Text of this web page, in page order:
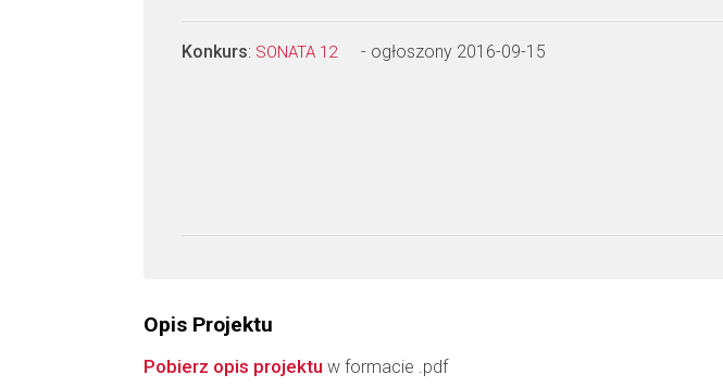
Konkurs: SONATA 12 - ogłoszony 2016-09-15
Opis Projektu
Pobierz opis projektu w formacie .pdf